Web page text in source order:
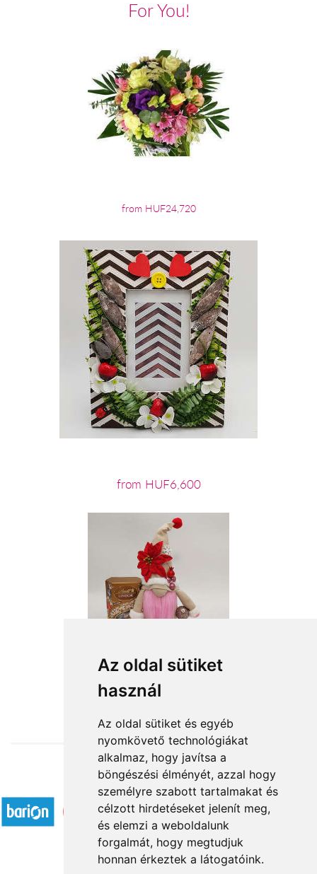
Az oldal sütiket
használ
Az oldal sütiket és egyéb
nyomkövető technológiákat
alkalmaz, hogy javítsa a
böngészési élményét, azzal hogy
személyre szabott tartalmakat és
célzott hirdetéseket jelenít meg,
és elemzi a weboldalunk
forgalmát, hogy megtudjuk
honnan érkeztek a látogatóink.
For You!
from HUF24,720
from HUF6,600
from HUF15,040
Accepted payment methods